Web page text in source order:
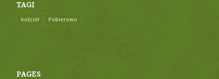
TAGI
kościół Pobierowo
PAGES